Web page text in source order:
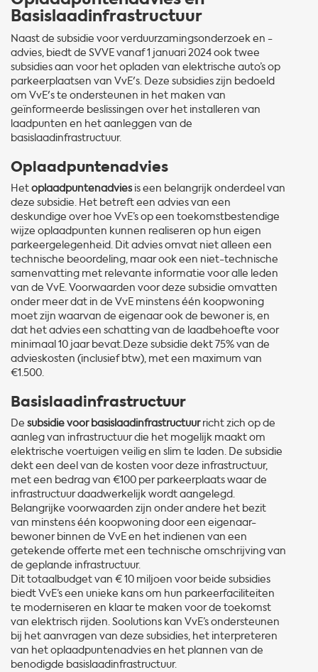
Basislaadinfrastructuur
Naast de subsidie voor verduurzamingsonderzoek en -
advies, biedt de SVVE vanaf 1 januari 2024 ook twee
subsidies aan voor het opladen van elektrische auto’s op
parkeerplaatsen van VvE's. Deze subsidies zijn bedoeld
om VvE's te ondersteunen in het maken van
geïnformeerde beslissingen over het installeren van
laadpunten en het aanleggen van de
basislaadinfrastructuur.
Oplaadpuntenadvies
Hetoplaadpuntenadviesis een belangrijk onderdeel van
deze subsidie. Het betreft een advies van een
deskundige over hoe VvE’s op een toekomstbestendige
wijze oplaadpunten kunnen realiseren op hun eigen
parkeergelegenheid. Dit advies omvat niet alleen een
technische beoordeling, maar ook een niet-technische
samenvatting met relevante informatie voor alle leden
van de VvE. Voorwaarden voor deze subsidie omvatten
onder meer dat in de VvE minstens één koopwoning
moet zijn waarvan de eigenaar ook de bewoner is, en
dat het advies een schatting van de laadbehoefte voor
minimaal 10 jaar bevat.Deze subsidie dekt 75% van de
advieskosten (inclusief btw), met een maximum van
€1.500.
Basislaadinfrastructuur
De subsidie voor basislaadinfrastructuurricht zich op de
aanleg van infrastructuur die het mogelijk maakt om
elektrische voertuigen veilig en slim te laden. De subsidie
dekt een deel van de kosten voor deze infrastructuur,
met een bedrag van €100 per parkeerplaats waar de
infrastructuur daadwerkelijk wordt aangelegd.
Belangrijke voorwaarden zijn onder andere het bezit
van minstens één koopwoning door een eigenaar-
bewoner binnen de VvE en het indienen van een
getekende offerte met een technische omschrijving van
de geplande infrastructuur.
Dit totaalbudget van € 10 miljoen voor beide subsidies
biedt VvE’s een unieke kans om hun parkeerfaciliteiten
te moderniseren en klaar te maken voor de toekomst
van elektrisch rijden. Soolutions kan VvE’s ondersteunen
bij het aanvragen van deze subsidies, het interpreteren
van het oplaadpuntenadvies en het plannen van de
benodigde basislaadinfrastructuur.